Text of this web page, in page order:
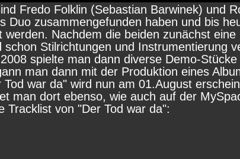
Fredo Folklin (Sebastian Barwinek) und
Duo zusammengefunden haben und bis
Nachdem die beiden zunächst
schon Stilrichtungen und Instrumentierung
spielte man dann diverse Demo-
man dann mit der Produktion eines
war da" wird nun am 01.August
man dort ebenso, wie auch auf der
Tracklist von "Der Tod war da":